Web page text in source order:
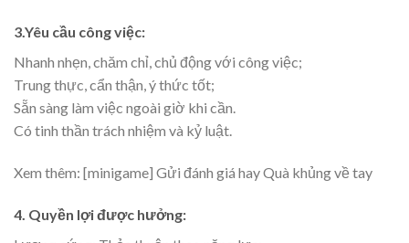
3.Yêu cầu công việc:
Nhanh nhẹn, chăm chỉ, chủ động với công việc;
Trung thực, cẩn thận, ý thức tốt;
Sẵn sàng làm việc ngoài giờ khi cần.
Có tinh thần trách nhiệm và kỷ luật.
Xem thêm: [minigame] Gửi đánh giá hay Quà khủng về tay
4. Quyền lợi được hưởng: